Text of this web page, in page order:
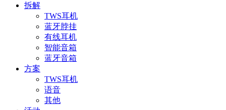
拆解
TWS耳机
蓝牙脖挂
有线耳机
智能音箱
蓝牙音箱
方案
TWS耳机
语音
其他